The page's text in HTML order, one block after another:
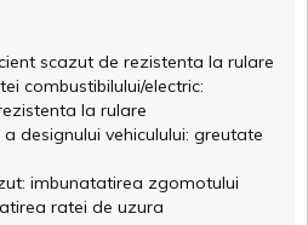
scazut de rezistenta la rulare
combustibilului/electric:
la rulare
designului vehiculului: greutate
imbunatatirea zgomotului
ratei de uzura